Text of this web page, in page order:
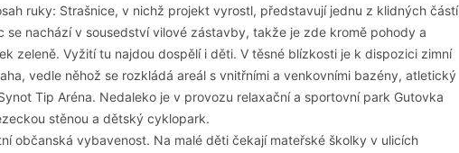
ruky: Strašnice, v nichž projekt vyrostl, představují jednu z klidných částí
se nachází v sousedství vilové zástavby, takže je zde kromě pohody a
zeleně. Vyžití tu najdou dospělí i děti. V těsné blízkosti je k dispozici zimní
vedle něhož se rozkládá areál s vnitřními a venkovními bazény, atletický
Tip Aréna. Nedaleko je v provozu relaxační a sportovní park Gutovka
stěnou a dětský cyklopark.
občanská vybavenost. Na malé děti čekají mateřské školky v ulicích